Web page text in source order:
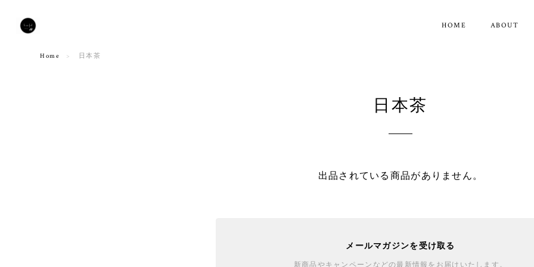
HOME ABOUT
Home 日本茶
日本茶
出品されている商品がありません。
メールマガジンを受け取る
新商品やキャンペーンなどの最新情報をお届けいたします。